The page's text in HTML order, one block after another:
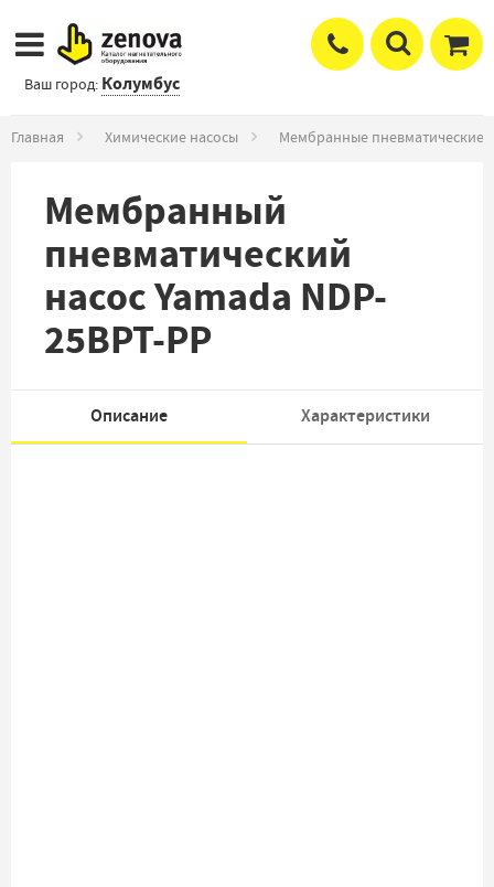
Ваш город: Колумбус
Главная Химические насосы Мембранные пневматические
Мембранный
пневматический
насос Yamada NDP-
25BPT-PP
Описание Характеристики